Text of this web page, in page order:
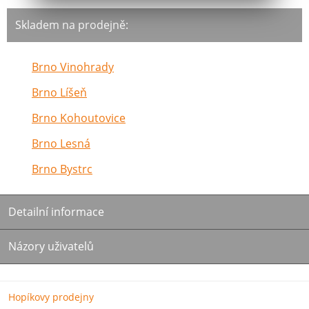
Skladem na prodejně:
Brno Vinohrady
Brno Líšeň
Brno Kohoutovice
Brno Lesná
Brno Bystrc
Detailní informace
Názory uživatelů
Hopíkovy prodejny